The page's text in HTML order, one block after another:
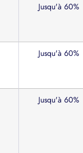
Jusqu'à 60%
Jusqu'à 60%
Jusqu'à 60%